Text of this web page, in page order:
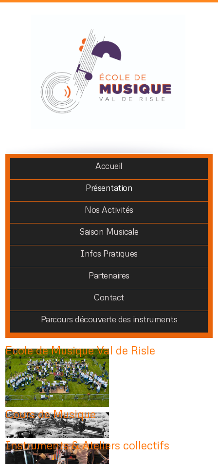
Accueil
Présentation
Nos Activités
Saison Musicale
Infos Pratiques
Partenaires
Contact
Parcours découverte des instruments
Ecole de Musique Val de Risle
Cours de Musique
Instruments & Ateliers collectifs